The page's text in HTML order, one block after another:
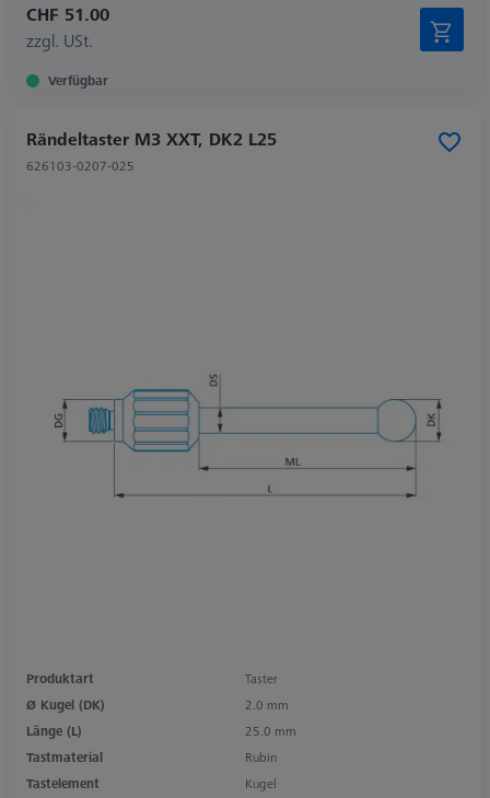
CHF 51.00
zzgl. USt.
Verfügbar
Rändeltaster M3 XXT, DK2 L25
626103-0207-025
Produktart
Taster
Ø Kugel (DK)
2.0 mm
Länge (L)
25.0 mm
Tastmaterial
Rubin
Tastelement
Kugel